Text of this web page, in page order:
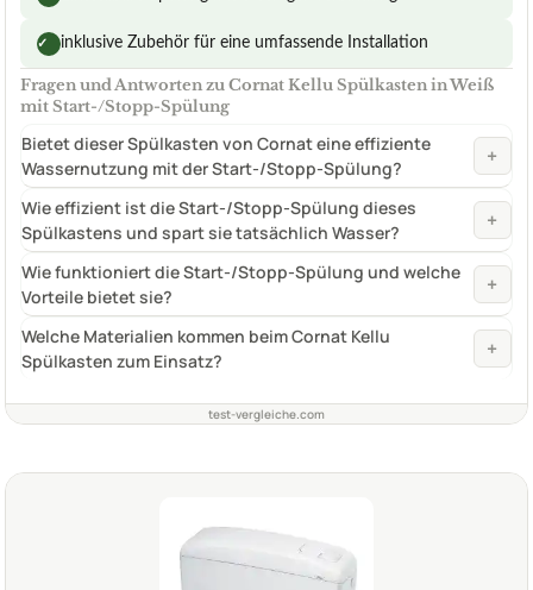
✓ inklusive Zubehör für eine umfassende Installation
Fragen und Antworten zu Cornat Kellu Spülkasten in Weiß
mit Start-/Stopp-Spülung
Bietet dieser Spülkasten von Cornat eine effiziente
Wassernutzung mit der Start-/Stopp-Spülung?
+
Wie effizient ist die Start-/Stopp-Spülung dieses
Spülkastens und spart sie tatsächlich Wasser?
+
Wie funktioniert die Start-/Stopp-Spülung und welche
Vorteile bietet sie?
+
Welche Materialien kommen beim Cornat Kellu
Spülkasten zum Einsatz?
+
test-vergleiche.com